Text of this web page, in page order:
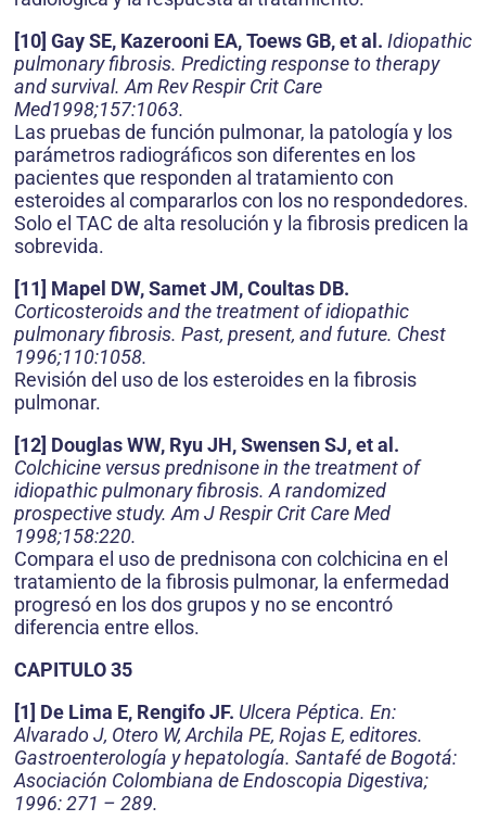
[10] Gay SE, Kazerooni EA, Toews GB, et al. Idiopathic
pulmonary fibrosis. Predicting response to therapy
and survival. Am Rev Respir Crit Care
Med1998;157:1063.
Las pruebas de función pulmonar, la patología y los
parámetros radiográficos son diferentes en los
pacientes que responden al tratamiento con
esteroides al compararlos con los no respondedores.
Solo el TAC de alta resolución y la fibrosis predicen la
sobrevida.
[11] Mapel DW, Samet JM, Coultas DB.
Corticosteroids and the treatment of idiopathic
pulmonary fibrosis. Past, present, and future. Chest
1996;110:1058.
Revisión del uso de los esteroides en la fibrosis
pulmonar.
[12] Douglas WW, Ryu JH, Swensen SJ, et al.
Colchicine versus prednisone in the treatment of
idiopathic pulmonary fibrosis. A randomized
prospective study. Am J Respir Crit Care Med
1998;158:220.
Compara el uso de prednisona con colchicina en el
tratamiento de la fibrosis pulmonar, la enfermedad
progresó en los dos grupos y no se encontró
diferencia entre ellos.
CAPITULO 35
[1] De Lima E, Rengifo JF. Ulcera Péptica. En:
Alvarado J, Otero W, Archila PE, Rojas E, editores.
Gastroenterología y hepatología. Santafé de Bogotá:
Asociación Colombiana de Endoscopia Digestiva;
1996: 271 – 289.